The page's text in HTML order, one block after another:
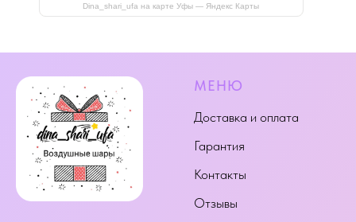
Dina_shari_ufa на карте Уфы — Яндекс Карты
МЕНЮ
Доставка и оплата
Гарантия
Контакты
Отзывы